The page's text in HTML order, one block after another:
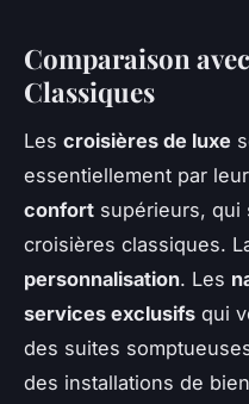
Comparaison
Classiques
Les croisières de luxe
essentiellement par
confort supérieurs, qui
croisières classiques.
personnalisation. Les
services exclusifs qui
des suites
des installations de